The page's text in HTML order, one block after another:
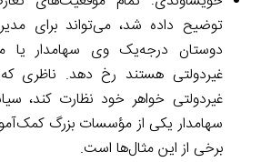
توضیح داده شد، می‌‌تواند برای
دوستان درجه‌یک وی سهامدار یا
غیردولتی هستند رخ دهد. ناظری
غیردولتی خواهر خود نظارت کند،
سهامدار یکی از مؤسسات بزرگ
برخی از این مثال‌‌ها است.